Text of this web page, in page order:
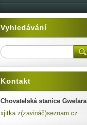
Vyhledávání
Kontakt
Chovatelská stanice Gwelara
xjitka.z(zavináč)seznam.cz